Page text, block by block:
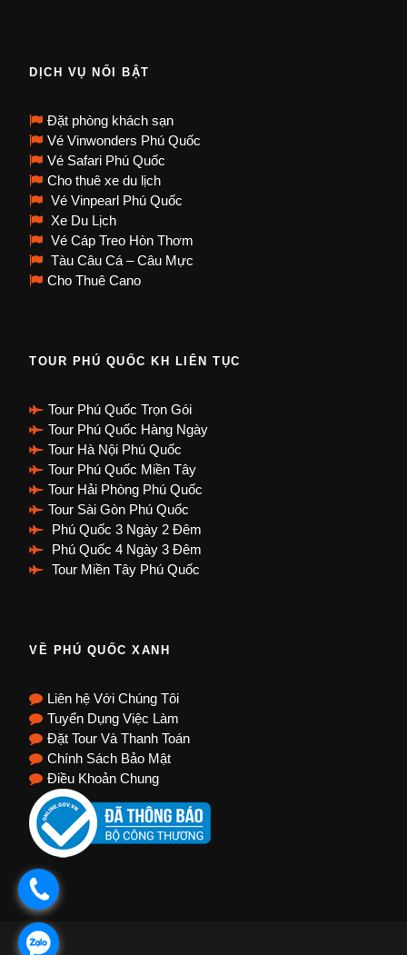
DỊCH VỤ NỔI BẬT
Đặt phòng khách sạn
Vé Vinwonders Phú Quốc
Vé Safari Phú Quốc
Cho thuê xe du lịch
Vé Vinpearl Phú Quốc
Xe Du Lịch
Vé Cáp Treo Hòn Thơm
Tàu Câu Cá – Câu Mực
Cho Thuê Cano
TOUR PHÚ QUỐC KH LIÊN TỤC
Tour Phú Quốc Trọn Gói
Tour Phú Quốc Hàng Ngày
Tour Hà Nội Phú Quốc
Tour Phú Quốc Miền Tây
Tour Hải Phòng Phú Quốc
Tour Sài Gòn Phú Quốc
Phú Quốc 3 Ngày 2 Đêm
Phú Quốc 4 Ngày 3 Đêm
Tour Miền Tây Phú Quốc
VỀ PHÚ QUỐC XANH
Liên hệ Với Chúng Tôi
Tuyển Dụng Việc Làm
Đặt Tour Và Thanh Toán
Chính Sách Bảo Mật
Điều Khoản Chung
.
.